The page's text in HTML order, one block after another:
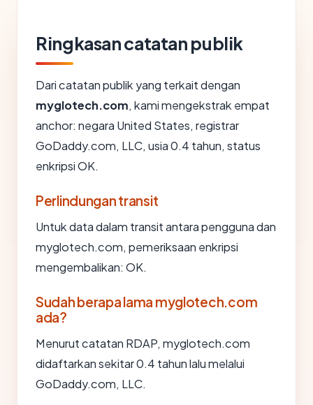
Ringkasan catatan publik
Dari catatan publik yang terkait dengan
myglotech.com, kami mengekstrak empat
anchor: negara United States, registrar
GoDaddy.com, LLC, usia 0.4 tahun, status
enkripsi OK.
Perlindungan transit
Untuk data dalam transit antara pengguna dan
myglotech.com, pemeriksaan enkripsi
mengembalikan: OK.
Sudah berapa lama myglotech.com
ada?
Menurut catatan RDAP, myglotech.com
didaftarkan sekitar 0.4 tahun lalu melalui
GoDaddy.com, LLC.